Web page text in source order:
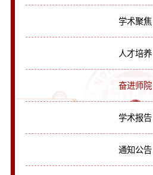
学术聚焦
人才培养
奋进师院
学术报告
通知公告